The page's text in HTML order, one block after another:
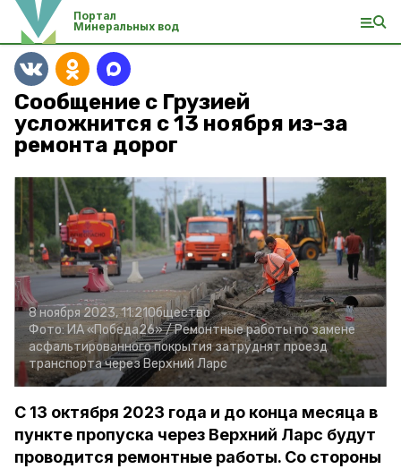
Портал
Минеральных вод
Сообщение с Грузией
усложнится с 13 ноября из-за
ремонта дорог
8 ноября 2023, 11:21Общество
Фото: ИА «Победа26» /Ремонтные работы по замене
асфальтированного покрытия затруднят проезд
транспорта через Верхний Ларс
С 13 октября 2023 года и до конца месяца в
пункте пропуска через Верхний Ларс будут
проводится ремонтные работы. Со стороны